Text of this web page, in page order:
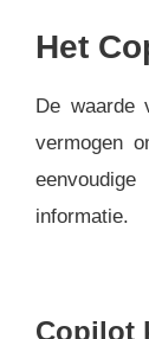
Het
De waarde
vermogen
informatie.
Copilot